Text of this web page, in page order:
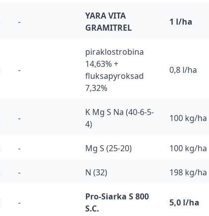
-
YARA VITA
GRAMITREL
1 l/ha
-
piraklostrobina
14,63% +
fluksapyroksad
7,32%
0,8 l/ha
-
K Mg S Na (40-6-5-
4)
100 kg/ha
- Mg S (25-20) 100 kg/ha
- N (32) 198 kg/ha
-
Pro-Siarka S 800
S.C.
5,0 l/ha